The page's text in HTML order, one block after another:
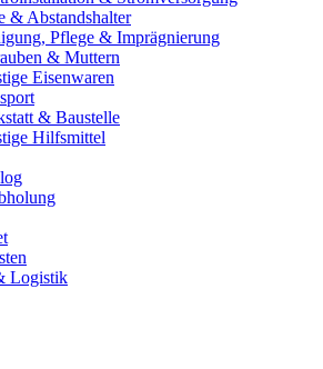
& Abstandshalter
Pflege & Imprägnierung
& Muttern
Eisenwaren
& Baustelle
Hilfsmittel
Logistik